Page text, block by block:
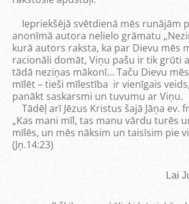
Iepriekšējā svētdienā mēs runājām
anonīmā autora nelielo grāmatu
kurā autors raksta, ka par Dievu mēs
racionāli domāt, Viņu pašu ir tik grūti
tādā neziņas mākonī… Taču Dievu
mīlēt – tieši mīlestība ir vienīgais
panākt saskarsmi un tuvumu ar Viņu.
Tādēļ arī Jēzus Kristus šajā Jāņa ev.
„Kas mani mīl, tas manu vārdu turēs
mīlēs, un mēs nāksim un taisīsim pie
(Jņ.14:23)
Lai